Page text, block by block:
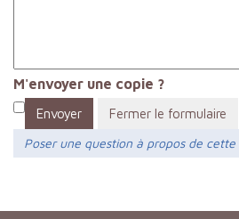
M'envoyer une copie ?
Envoyer
Fermer le formulaire
Poser une question à propos de